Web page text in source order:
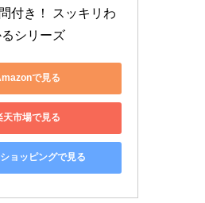
付き！ スッキリわ
シリーズ
で見る
天市場で見る
ョッピングで見る